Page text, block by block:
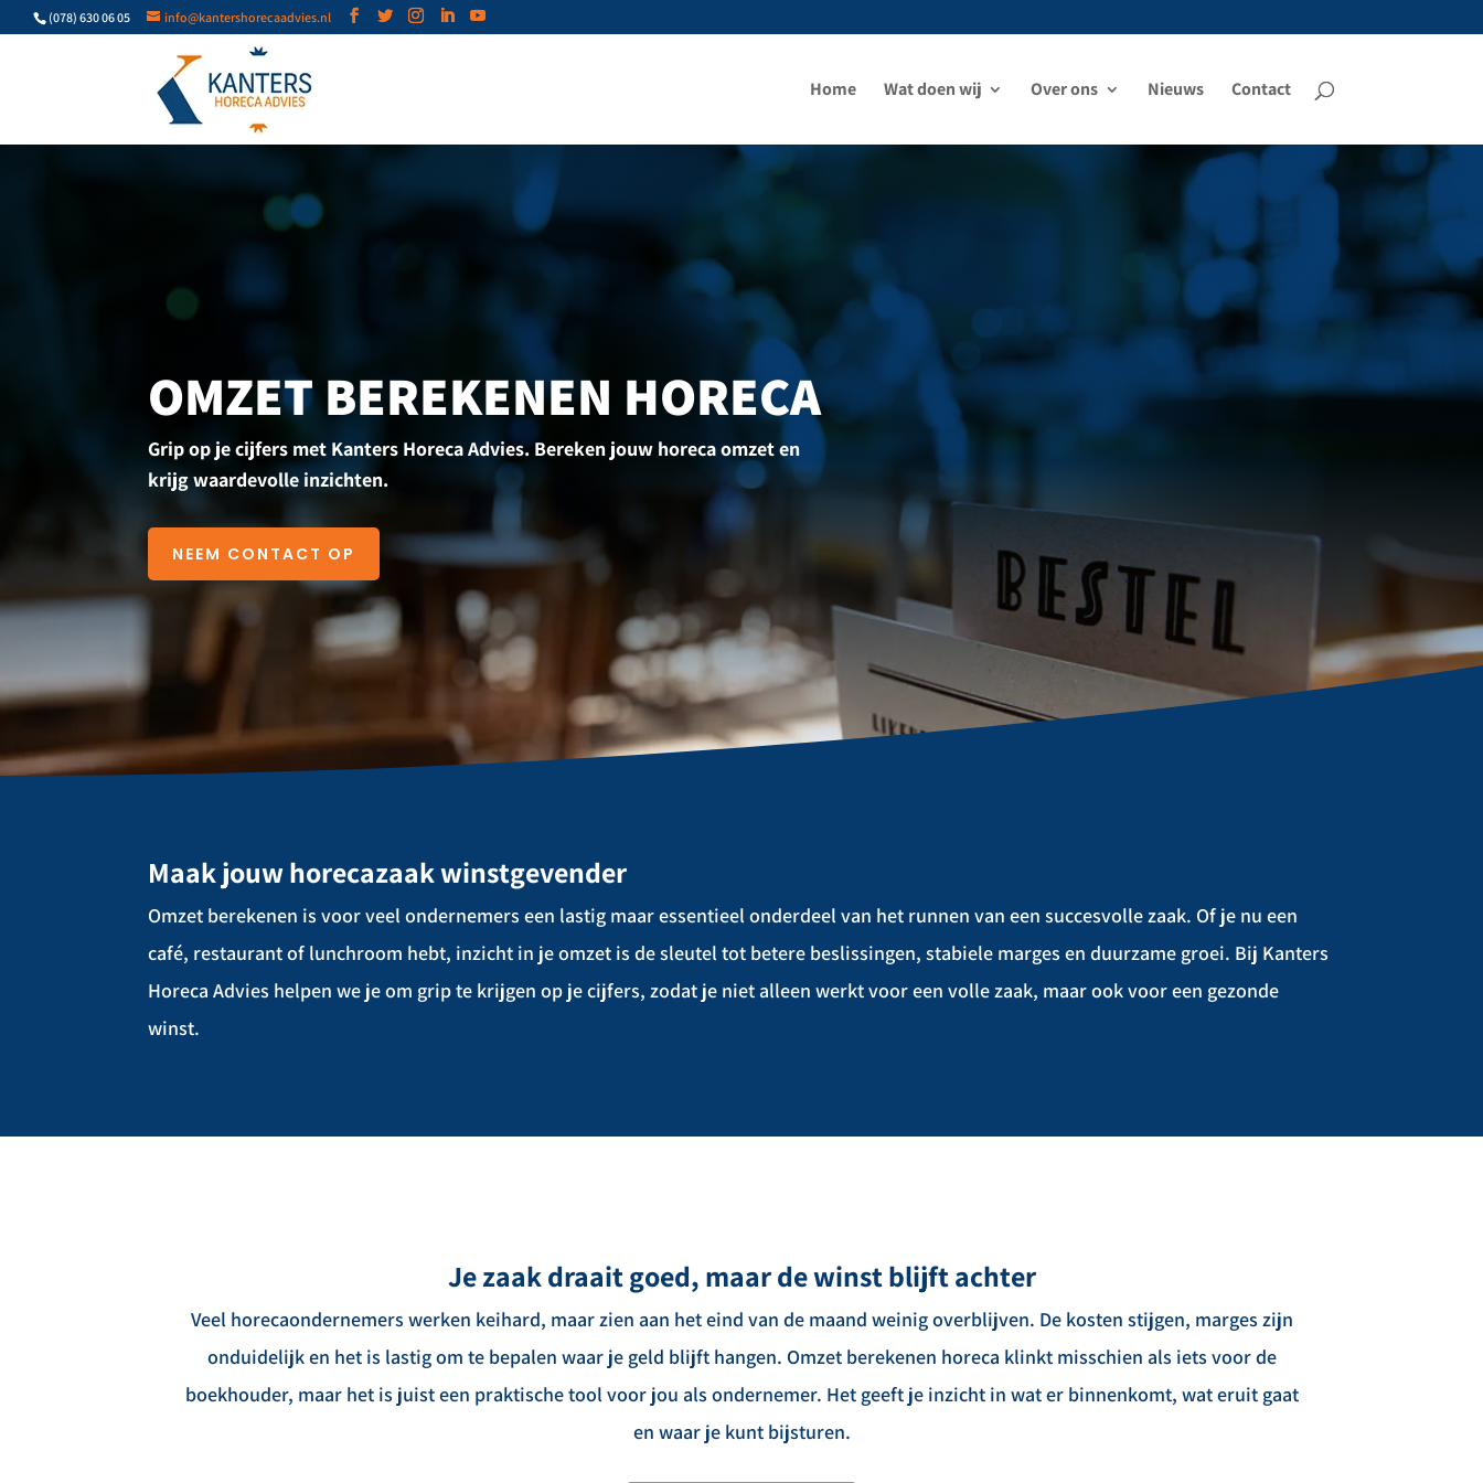
(078) 630 06 05 info@kantershorecaadvies.nl
Home Wat doen wij Over ons Nieuws Contact
OMZET BEREKENEN HORECA
Grip op je cijfers met Kanters Horeca Advies. Bereken jouw horeca omzet en
krijg waardevolle inzichten.
NEEM CONTACT OP
Maak jouw horecazaak winstgevender
Omzet berekenen is voor veel ondernemers een lastig maar essentieel onderdeel van het runnen van een succesvolle zaak. Of je nu een
café, restaurant of lunchroom hebt, inzicht in je omzet is de sleutel tot betere beslissingen, stabiele marges en duurzame groei. Bij Kanters
Horeca Advies helpen we je om grip te krijgen op je cijfers, zodat je niet alleen werkt voor een volle zaak, maar ook voor een gezonde
winst.
Je zaak draait goed, maar de winst blijft achter
Veel horecaondernemers werken keihard, maar zien aan het eind van de maand weinig overblijven. De kosten stijgen, marges zijn
onduidelijk en het is lastig om te bepalen waar je geld blijft hangen. Omzet berekenen horeca klinkt misschien als iets voor de
boekhouder, maar het is juist een praktische tool voor jou als ondernemer. Het geeft je inzicht in wat er binnenkomt, wat eruit gaat
en waar je kunt bijsturen.